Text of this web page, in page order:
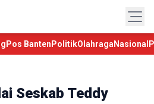
Pos Banten PolitikOlahraga Nasional
Seskab Teddy